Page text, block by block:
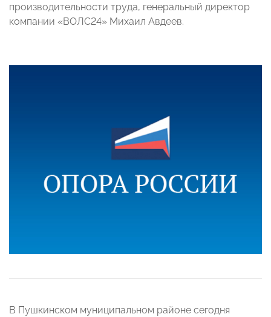
производительности труда, генеральный директор
компании «ВОЛС24» Михаил Авдеев.
В Пушкинском муниципальном районе сегодня